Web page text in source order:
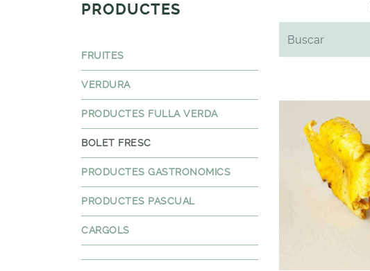
PRODUCTES
FRUITES
VERDURA
PRODUCTES FULLA VERDA
BOLET FRESC
PRODUCTES GASTRONOMICS
PRODUCTES PASCUAL
CARGOLS